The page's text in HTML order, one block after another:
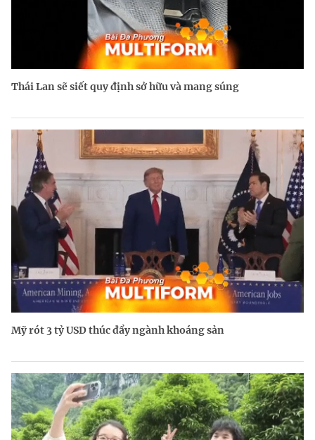
Thái Lan sẽ siết quy định sở hữu và mang súng
Mỹ rót 3 tỷ USD thúc đẩy ngành khoáng sản